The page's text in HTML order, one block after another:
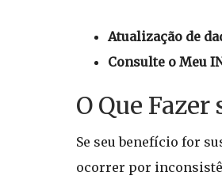
Atualização de
Consulte o Meu
O Que Fazer
Se seu benefício for
ocorrer por